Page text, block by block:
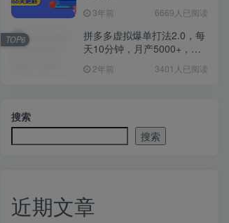
3年前 6669人已阅读
拼多多虚拟爆单打法2.0，每
天10分钟，月产5000+，从0
2年前 3401人已阅读
TOP6
搜索
搜索
近期文章